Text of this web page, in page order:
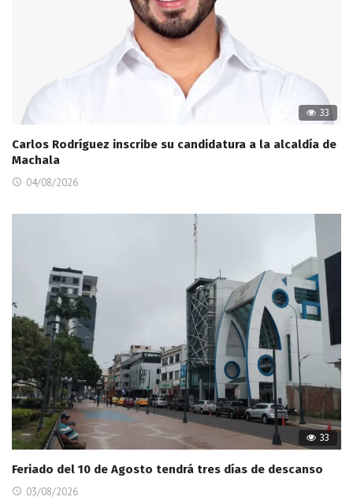
33
Carlos Rodríguez inscribe su candidatura a la alcaldía de
Machala
04/08/2026
33
Feriado del 10 de Agosto tendrá tres días de descanso
03/08/2026